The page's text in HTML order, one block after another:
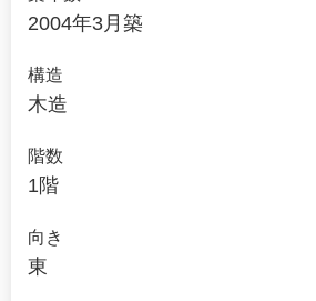
2004年3月築
構造
木造
階数
1階
向き
東